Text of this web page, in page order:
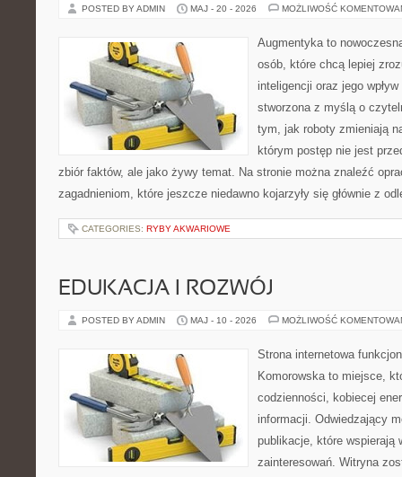
POSTED BY ADMIN MAJ - 20 - 2026 MOŻLIWOŚĆ
Augmentyka to
osób, które chcą lepiej
inteligencji oraz jego
stworzona z myślą o
tym, jak roboty zmieniają
którym postęp nie jest
zbiór faktów, ale jako żywy temat. Na stronie można znaleźć
zagadnieniom, które jeszcze niedawno kojarzyły się głównie z
CATEGORIES: RYBY AKWARIOWE
EDUKACJA I ROZWÓJ
POSTED BY ADMIN MAJ - 10 - 2026 MOŻLIWOŚĆ
Strona internetowa
Komorowska to miejsce,
codzienności, kobiecej
informacji. Odwiedzający
publikacje, które wspierają
zainteresowań. Witryna